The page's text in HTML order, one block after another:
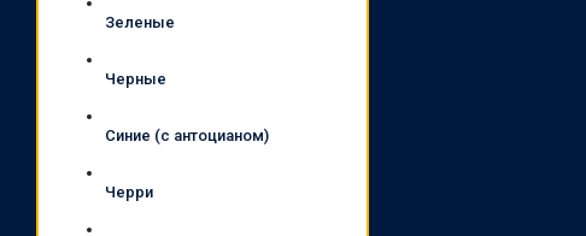
Зеленые
Черные
Синие (с антоцианом)
Черри